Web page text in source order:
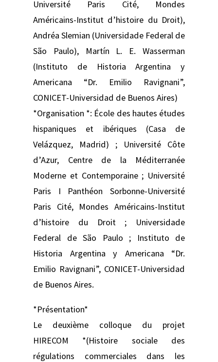
Université Paris Cité, Mondes
Américains-Institut d’histoire du Droit),
Andréa Slemian (Universidade Federal de
São Paulo), Martín L. E. Wasserman
(Instituto de Historia Argentina y
Americana “Dr. Emilio Ravignani”,
CONICET-Universidad de Buenos Aires)
*Organisation *: École des hautes études
hispaniques et ibériques (Casa de
Velázquez, Madrid) ; Université Côte
d’Azur, Centre de la Méditerranée
Moderne et Contemporaine ; Université
Paris I Panthéon Sorbonne-Université
Paris Cité, Mondes Américains-Institut
d’histoire du Droit ; Universidade
Federal de São Paulo ; Instituto de
Historia Argentina y Americana “Dr.
Emilio Ravignani”, CONICET-Universidad
de Buenos Aires.
*Présentation*
Le deuxième colloque du projet
HIRECOM *(Histoire sociale des
régulations commerciales dans les